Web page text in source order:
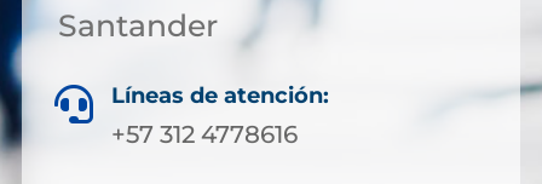
Santander
 Líneas de atención:
+57 312 4778616